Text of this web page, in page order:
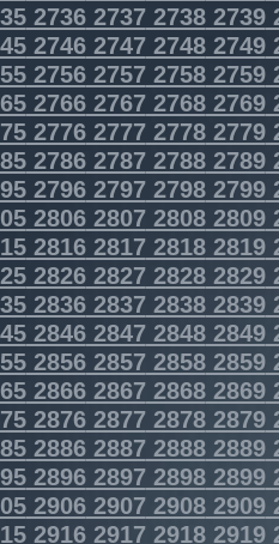
2736273727382739
2746274727482749
2756275727582759
2766276727682769
2776277727782779
2786278727882789
2796279727982799
2806280728082809
2816281728182819
2826282728282829
2836283728382839
2846284728482849
28562857 28582859
28662867 28682869
28762877 28782879
2886288728882889
2896289728982899
2906290729082909
29162917 29182919